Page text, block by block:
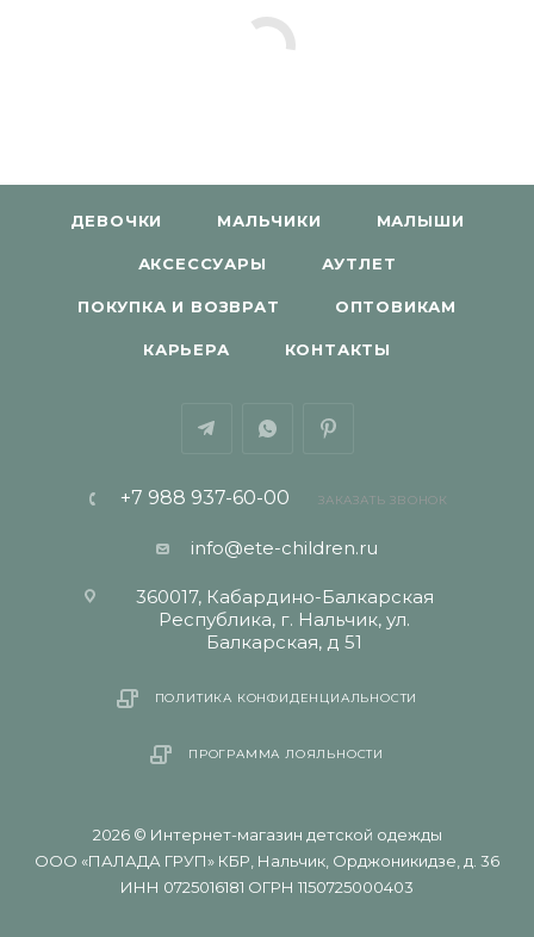
ДЕВОЧКИ МАЛЬЧИКИ МАЛЫШИ
АКСЕССУАРЫ АУТЛЕТ
ПОКУПКА И ВОЗВРАТ ОПТОВИКАМ
КАРЬЕРА КОНТАКТЫ
+7 988 937-60-00 ЗАКАЗАТЬ ЗВОНОК
info@ete-children.ru
360017, Кабардино-Балкарская
Республика, г. Нальчик, ул.
Балкарская, д 51
ПОЛИТИКА КОНФИДЕНЦИАЛЬНОСТИ
ПРОГРАММА ЛОЯЛЬНОСТИ
2026 © Интернет-магазин детской одежды
ООО «ПАЛАДА ГРУП» КБР, Нальчик, Орджоникидзе, д. 36
ИНН 0725016181 ОГРН 1150725000403